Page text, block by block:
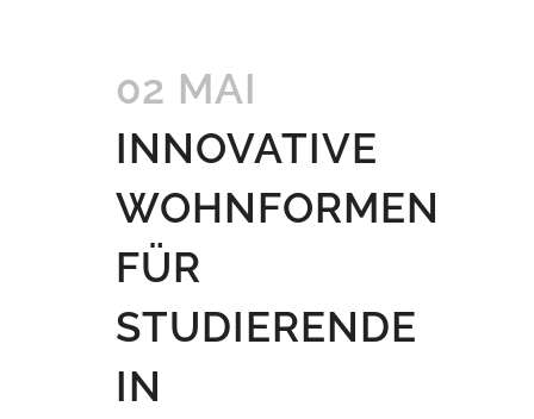
02 MAI
INNOVATIVE
WOHNFORMEN
FÜR
STUDIERENDE
IN